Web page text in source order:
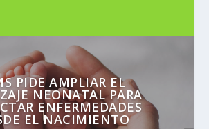
PIDE AMPLIAR EL
NEONATAL PARA
ENFERMEDADES
EL NACIMIENTO